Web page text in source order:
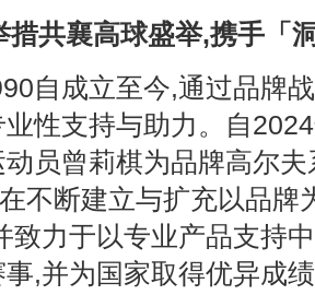
措共襄高球盛举,携手「
自成立至今,通过品牌
性支持与助力。自
员曾莉棋为品牌高尔
不断建立与扩充以品牌
致力于以专业产品支持
,并为国家取得优异成